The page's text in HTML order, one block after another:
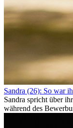
Sandra (26): So war
Sandra spricht über
während des